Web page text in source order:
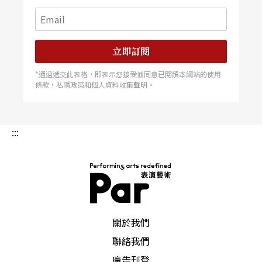
立即訂閱
*通過遞交此表格，即表示您接受並同意已閱讀本網站的使用
條款，私隱政策和個人資料收集聲明。
:::
關於我們
聯絡我們